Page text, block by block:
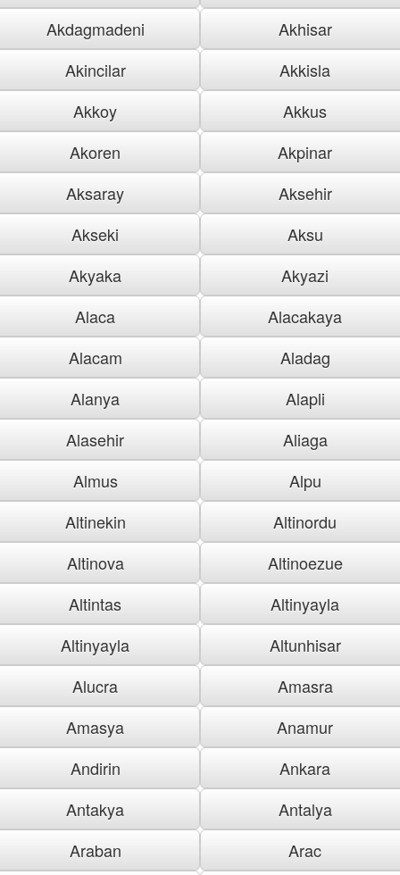
Akdagmadeni
Akhisar
Akincilar
Akkisla
Akkoy
Akkus
Akoren
Akpinar
Aksaray
Aksehir
Akseki
Aksu
Akyaka
Akyazi
Alaca
Alacakaya
Alacam
Aladag
Alanya
Alapli
Alasehir
Aliaga
Almus
Alpu
Altinekin
Altinordu
Altinova
Altinoezue
Altintas
Altinyayla
Altinyayla
Altunhisar
Alucra
Amasra
Amasya
Anamur
Andirin
Ankara
Antakya
Antalya
Araban
Arac